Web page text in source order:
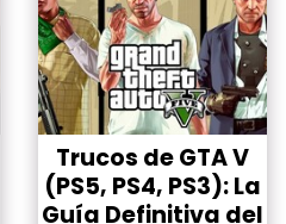
Trucos de GTA V
(PS5, PS4, PS3): La
Guía Definitiva del